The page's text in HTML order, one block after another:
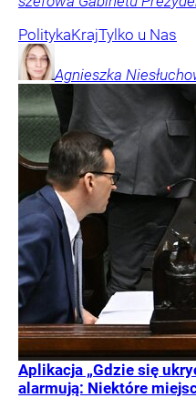
PolitykaKrajTylko u Nas
Agnieszka
Aplikacja „Gdzie się
alarmują: Niektóre